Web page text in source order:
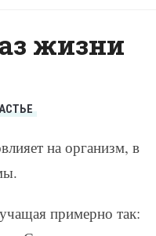
жизни
на организм, в
примерно так: